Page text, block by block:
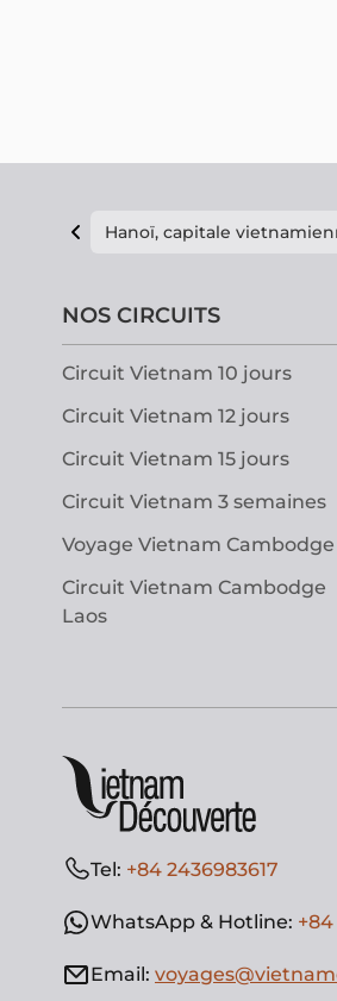
Hanoï, capitale
NOS CIRCUITS
Circuit Vietnam 10 jours
Circuit Vietnam 12 jours
Circuit Vietnam 15 jours
Circuit Vietnam 3 semaines
Voyage Vietnam Cambodge
Circuit Vietnam Cambodge
Laos
Tel: +84 2436983617
WhatsApp & Hotline: +84
Email: